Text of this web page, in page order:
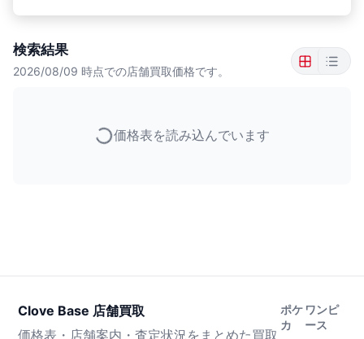
検索結果
2026/08/09 時点での店舗買取価格です。
価格表を読み込んでいます
Clove Base 店舗買取
価格表・店舗案内・査定状況をまとめた買取
ポケ
カ
ワンピ
ース